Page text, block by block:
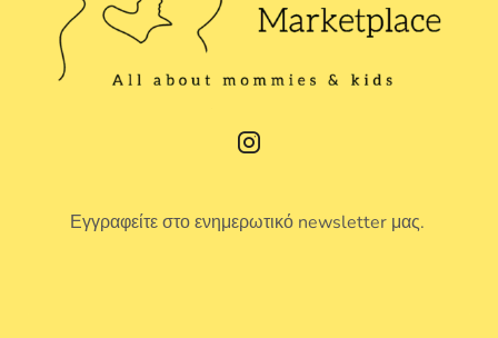
Εγγραφείτε στο ενημερωτικό newsletter μας.